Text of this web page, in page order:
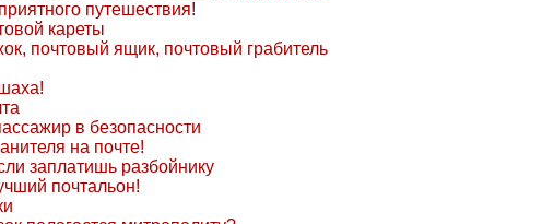
путешествия!
кареты
почтовый ящик, почтовый грабитель
в безопасности
на почте!
заплатишь разбойнику
почтальон!